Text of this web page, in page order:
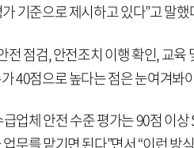
기준으로 제시하고 있다”고 말했
전 점검, 안전조치 이행 확인, 교
40점으로 높다는 점은 눈여겨봐
업체 안전 수준 평가는 90점 이
무를 맡기면 된다”면서 “이런